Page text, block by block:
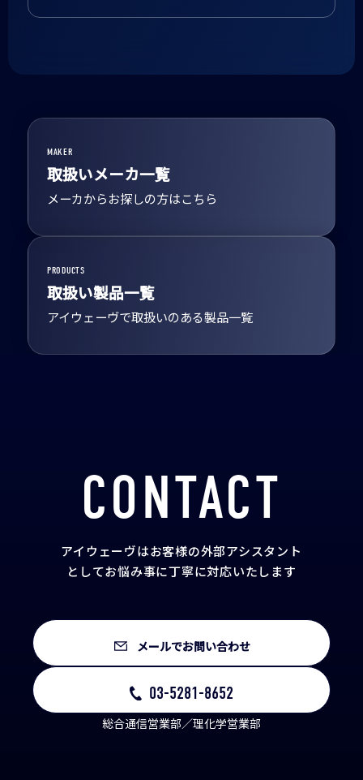
MAKER
取扱いメーカ一覧
メーカからお探しの方はこちら
PRODUCTS
取扱い製品一覧
アイウェーヴで取扱いのある製品一覧
CONTACT
アイウェーヴはお客様の外部アシスタント
としてお悩み事に丁寧に対応いたします
メールでお問い合わせ
03-5281-8652
総合通信営業部／理化学営業部